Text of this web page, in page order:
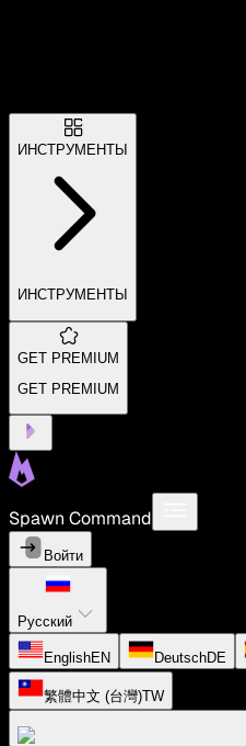
ИНСТРУМЕНТЫ
ИНСТРУМЕНТЫ
GET PREMIUM
GET PREMIUM
Spawn Command
Войти
Русский
EnglishEN DeutschDE
繁體中文 (台灣)TW